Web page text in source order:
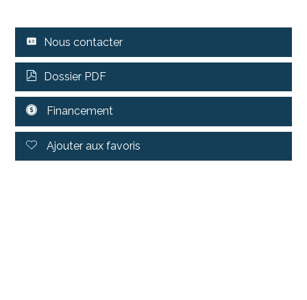
Nous contacter
Dossier PDF
Financement
Ajouter aux favoris